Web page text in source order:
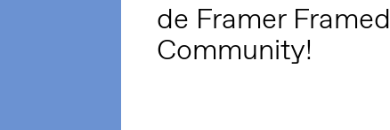
de Framer Framed
Community!